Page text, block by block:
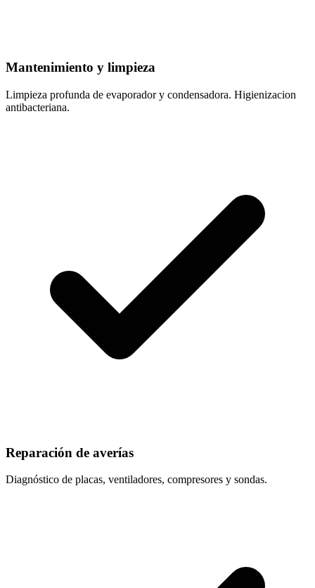
Mantenimiento y limpieza
Limpieza profunda de evaporador y condensadora. Higienizacion
antibacteriana.
Reparación de averías
Diagnóstico de placas, ventiladores, compresores y sondas.